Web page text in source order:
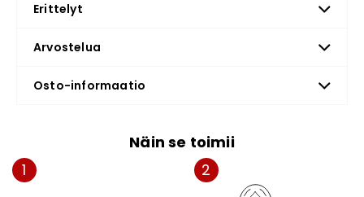
Erittelyt
Arvostelua
Osto-informaatio
Näin se toimii
1
2